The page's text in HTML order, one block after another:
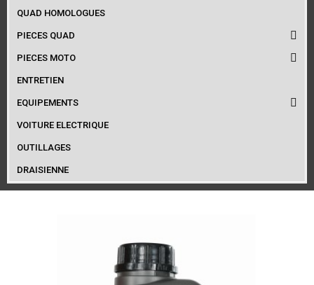
QUAD HOMOLOGUES
PIECES QUAD
PIECES MOTO
ENTRETIEN
EQUIPEMENTS
VOITURE ELECTRIQUE
OUTILLAGES
DRAISIENNE